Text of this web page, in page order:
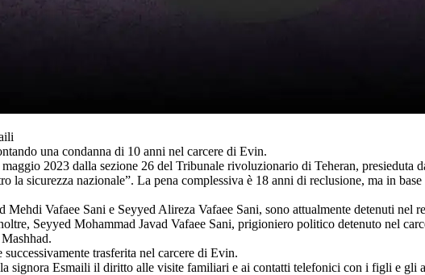
una condanna di 10 anni nel carcere di Evin.
2023 dalla sezione 26 del Tribunale rivoluzionario di Teheran, presieduta
sicurezza nazionale”. La pena complessiva è 18 anni di reclusione, ma in
Vafaee Sani e Seyyed Alireza Vafaee Sani, sono attualmente detenuti nel
Seyyed Mohammad Javad Vafaee Sani, prigioniero politico detenuto nel
trasferita nel carcere di Evin.
signora Esmaili il diritto alle visite familiari e ai contatti telefonici con i figli e gli